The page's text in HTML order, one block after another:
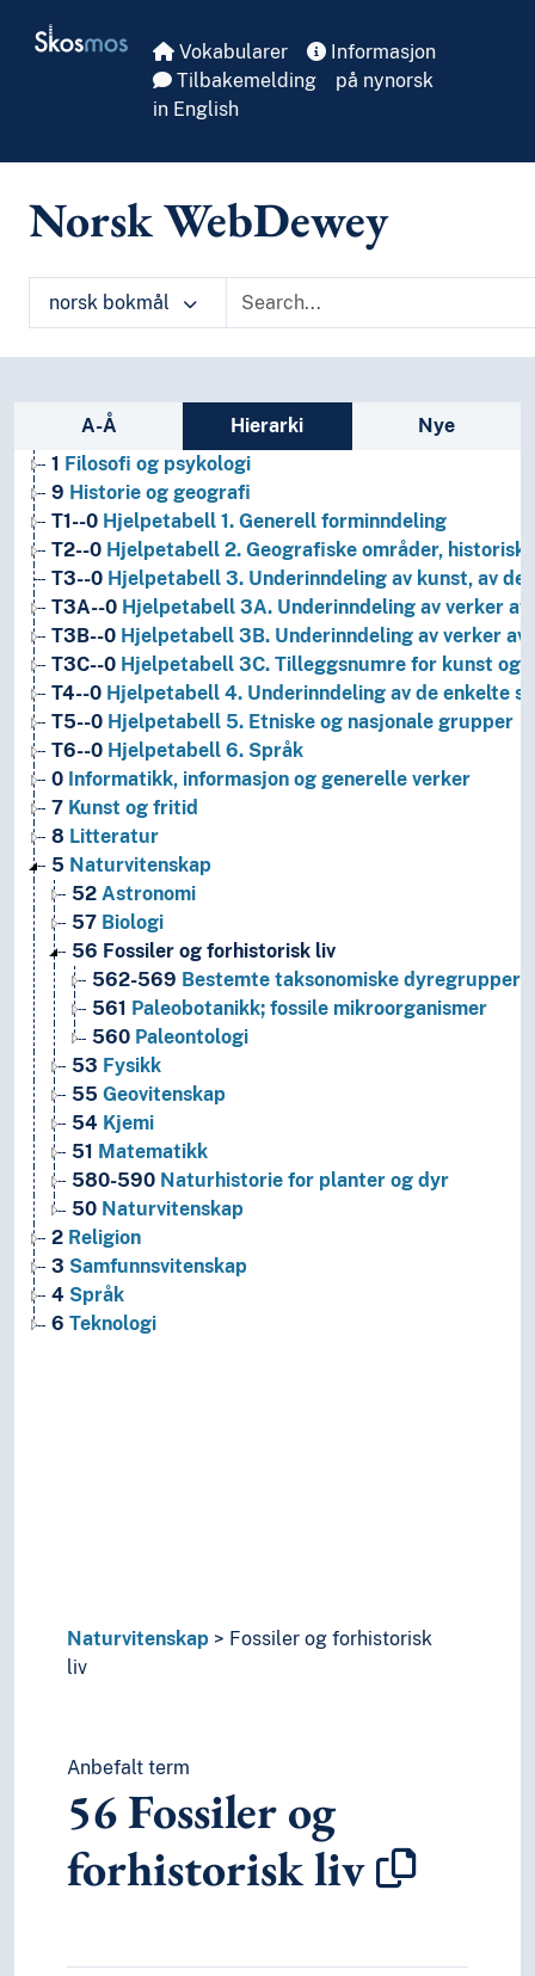
Skosmos Vokabularer
Informasjon
Tilbakemelding
på nynorsk
in English
Norsk WebDewey
norsk bokmål
Sidefelt: navigér i vokabularet på ulike
A-Å Hierarki
Nye
1 Filosofi og psykologi
9 Historie og geografi
T1--0 Hjelpetabell 1. Generell forminndeling
T2--0 Hjelpetabell 2. Geografiske områder,
T3--0 Hjelpetabell 3. Underinndeling av kunst, av
T3A--0 Hjelpetabell 3A. Underinndeling av verker
T3B--0 Hjelpetabell 3B. Underinndeling av verker
T3C--0 Hjelpetabell 3C. Tilleggsnumre for kunst og
T4--0 Hjelpetabell 4. Underinndeling av de enkelte
T5--0 Hjelpetabell 5. Etniske og nasjonale grupper
T6--0 Hjelpetabell 6. Språk
0 Informatikk, informasjon og generelle verker
7 Kunst og fritid
8 Litteratur
5 Naturvitenskap
52 Astronomi
57 Biologi
56 Fossiler og forhistorisk liv
562-569 Bestemte taksonomiske dyregrupper
561 Paleobotanikk; fossile mikroorganismer
560 Paleontologi
53 Fysikk
55 Geovitenskap
54 Kjemi
51 Matematikk
580-590 Naturhistorie for planter og dyr
50 Naturvitenskap
2 Religion
3 Samfunnsvitenskap
4 Språk
6 Teknologi
Naturvitenskap
Fossiler og forhistorisk
liv
Anbefalt term
56Fossiler og
forhistorisk liv